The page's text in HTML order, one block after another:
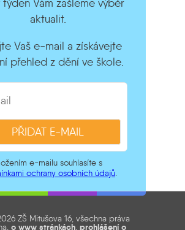
týden Vám zašleme výběr
aktualit.
Vaš e-mail a získávejte
přehled z dění ve škole.
e-mailu souhlasíte s
ochrany osobních údajů.
ZŠ Mitušova 16, všechna práva
o www stránkách, prohlášení o